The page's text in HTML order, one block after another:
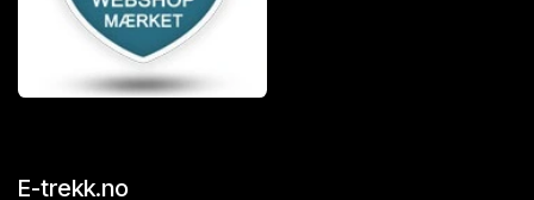
E-trekk.no